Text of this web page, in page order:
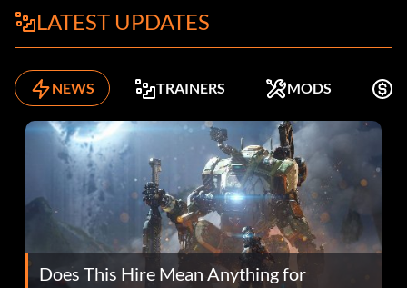
LATEST UPDATES
NEWS TRAINERS MODS
Does This Hire Mean Anything for